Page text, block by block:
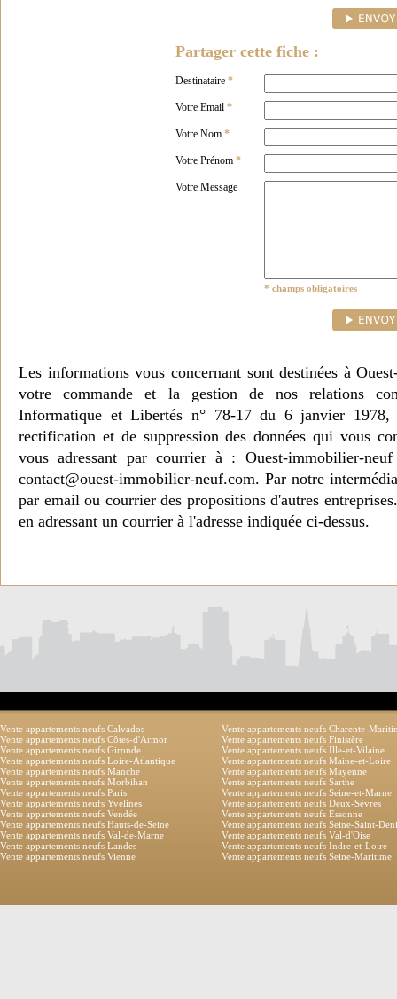
Partager cette fiche :
Destinataire *
Votre Email *
Votre Nom *
Votre Prénom *
Votre Message
* champs obligatoires
Les informations vous concernant sont destinées à
votre commande et la gestion de nos relations
Informatique et Libertés n° 78-17 du 6 janvier 1978,
rectification et de suppression des données qui vous
vous adressant par courrier à : Ouest-immobilier-
contact@ouest-immobilier-neuf.com. Par notre
par email ou courrier des propositions d'autres
en adressant un courrier à l'adresse indiquée ci-dessus.
Vente appartements neufs Calvados
Vente appartements neufs Charente-
Vente appartements neufs Côtes-d'Armor
Vente appartements neufs Finistère
Vente appartements neufs Gironde
Vente appartements neufs Ille-et-Vilaine
Vente appartements neufs Loire-Atlantique
Vente appartements neufs Maine-et-Loire
Vente appartements neufs Manche
Vente appartements neufs Mayenne
Vente appartements neufs Morbihan
Vente appartements neufs Sarthe
Vente appartements neufs Paris
Vente appartements neufs Seine-et-Marne
Vente appartements neufs Yvelines
Vente appartements neufs Deux-Sèvres
Vente appartements neufs Vendée
Vente appartements neufs Essonne
Vente appartements neufs Hauts-de-Seine
Vente appartements neufs Seine-Saint-
Vente appartements neufs Val-de-Marne
Vente appartements neufs Val-d'Oise
Vente appartements neufs Landes
Vente appartements neufs Indre-et-Loire
Vente appartements neufs Vienne
Vente appartements neufs Seine-Maritime